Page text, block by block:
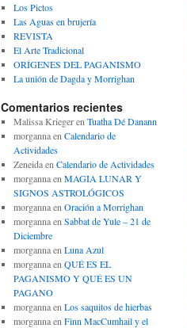
Los Pictos
Las Aguas en brujería
REVISTA
El Arte Tradicional
ORÍGENES DEL PAGANISMO
La unión de Dagda y Morrighan
Comentarios recientes
Malissa Kriegeren Tuatha Dé Danann
morgannaen Calendario de
Actividades
Zeneidaen Calendario de Actividades
morgannaen MAGIA LUNAR Y
SIGNOS ASTROLÓGICOS
morgannaen Oración a Morrighan
morgannaen Sabbat de Yule – 21 de
Diciembre
morgannaen Luna Azul
morgannaen QUÉ ES EL
PAGANISMO Y QUÉ ES UN
PAGANO
morgannaen Los saquitos de hierbas
morgannaen Finn MacCumhail y el